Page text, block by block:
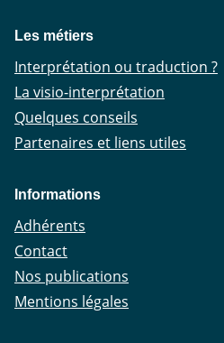
Les métiers
Interprétation ou traduction ?
La visio-interprétation
Quelques conseils
Partenaires et liens utiles
Informations
Adhérents
Contact
Nos publications
Mentions légales